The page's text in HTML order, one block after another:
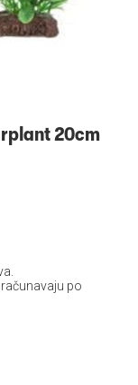
20cm
po